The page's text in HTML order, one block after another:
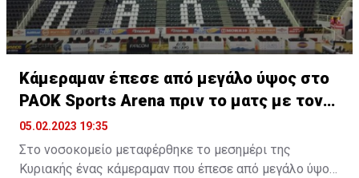
Κάμεραμαν έπεσε από μεγάλο ύψος στο
PAOK Sports Arena πριν το ματς με τον
ΟΦΗ
05.02.2023 19:35
Στο νοσοκομείο μεταφέρθηκε το μεσημέρι της
Κυριακής ένας κάμεραμαν που έπεσε από μεγάλο ύψος